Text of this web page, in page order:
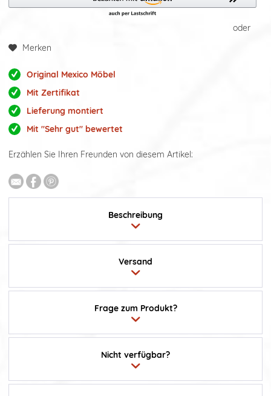
oder
Merken
Original Mexico Möbel
Mit Zertifikat
Lieferung montiert
Mit "Sehr gut" bewertet
Erzählen Sie Ihren Freunden von diesem Artikel:
Beschreibung
Frage zum Produkt?
Versand
Nicht verfügbar?